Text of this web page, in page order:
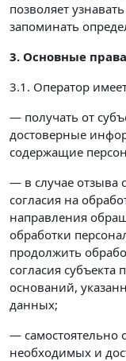
позволяет
запоминать
3. Основные
3.1. Оператор
— получать от
достоверные
содержащие
— в случае отзыва
согласия на
направления
обработки
продолжить
согласия
оснований,
данных;
— самостоятельно
необходимых и